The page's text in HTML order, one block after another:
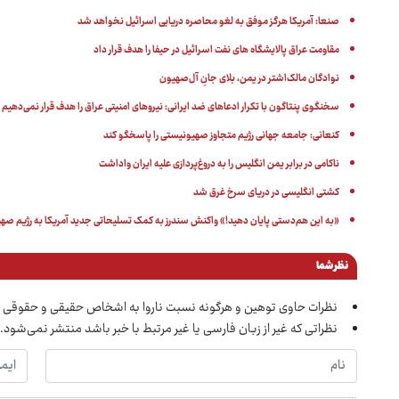
صنعا: آمریکا هرگز موفق به لغو محاصره دریایی اسرائیل نخواهد شد
مقاومت عراق پالایشگاه های نفت اسرائیل در حیفا را هدف قرار داد
نوادگان مالک‌اشتر در یمن، بلای جانِ آل‌صهیون
سخنگوی پنتاگون با تکرار ادعاهای ضد ایرانی: نیروهای امنیتی عراق را هدف قرار نمی‌دهیم
کنعانی: جامعه جهانی رژیم متجاوز صهیونیستی را پاسخگو کند
ناکامی در برابر یمن انگلیس را به دروغ‌پردازی علیه ایران واداشت
کشتی انگلیسی در دریای سرخ غرق شد
«به این هم‌دستی پایان دهید!» واکنش سندرز به کمک تسلیحاتی جدید آمریکا به رژیم
نظر شما
نظرات حاوی توهین و هرگونه نسبت ناروا به اشخاص حقیقی و
نظراتی که غیر از زبان فارسی یا غیر مرتبط با خبر باشد منتشر نمی‌شود.